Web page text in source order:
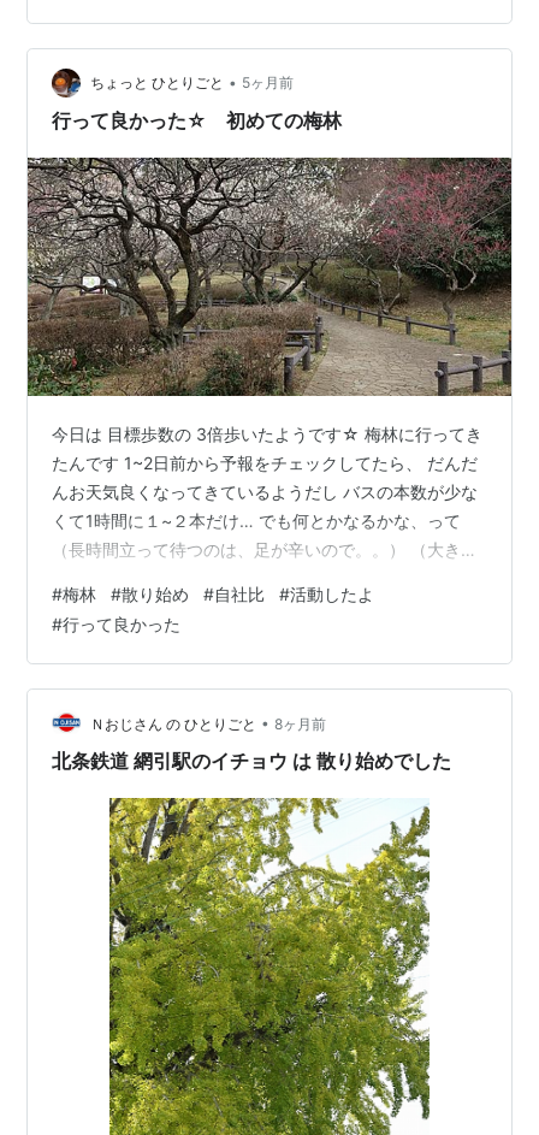
が降り始めて、明日は雨が強く降るそうなので 今日が桜
の見納めになりませんように！
ちょっと ひとりごと • 5ヶ月前
行って良かった☆ 初めての梅林
今日は 目標歩数の 3倍歩いたようです☆ 梅林に行ってき
たんです 1~2日前から予報をチェックしてたら、 だんだ
んお天気良くなってきているようだし バスの本数が少な
くて1時間に１~２本だけ… でも何とかなるかな、って
（長時間立って待つのは、足が辛いので。。） （大きな
な感じなんです ‘ 自社比 ’ ってヤツ 🐌） 岡村公園、わた
しは初めて。 もう散り始めてました 情報では今年の見ご
ろは 3月初旬までということだったんですけど 異常な暑
さと 春一番の強風で ? 今日行って良かった―― バス停か
らは、階段をおりていくし 足の悪い方とかに…
#梅林 #散り始め #自社比 #活動したよ
#行って良かった
Ｎおじさん の ひとりごと • 8ヶ月前
北条鉄道 網引駅のイチョウ は 散り始めでした